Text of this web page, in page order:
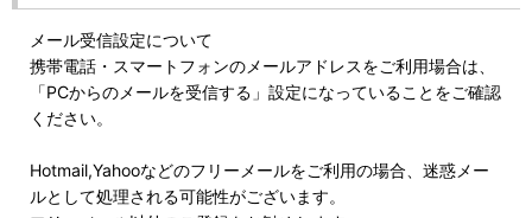
メール受信設定について
携帯電話・スマートフォンのメールアドレスをご利用場合は、
「PCからのメールを受信する」設定になっていることをご確認
ください。
Hotmail,Yahooなどのフリーメールをご利用の場合、迷惑メー
ルとして処理される可能性がございます。